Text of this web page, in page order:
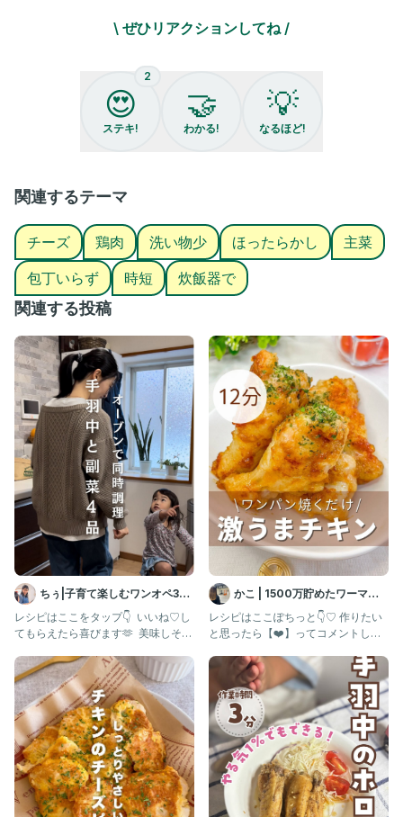
・水 150ml
1.チーズ以外の材料を炊飯器に入れる
2.通常炊飯スタート
3.炊けたら混ぜて、チーズをかける
ここまで見てくださりありがとうございます🥰
料理嫌いで、ズボラなはちゃママです☺️🩷
・毎日『今日のご飯何しよ？』って考えてる人🙋🏻‍♀️
・ご飯のメニュー考えるの面倒な人🙋🏻‍♀️
・料理嫌い！キッチンに立つ時間減らしたい人🙋🏻‍♀️
そんな人のために
めんどくさがり屋でズボラな私でも2児を育てながらできる
簡単入れるだけの炊飯器レシピを発信しています🌟
@hachamom_suihanki
私のような料理が嫌い！ラクしたい！
って人はぜひ参考にしてみてくださいね🍚🥢
#炊飯器 #炊飯器レシピ #ズボラレシピ
#ズボラ飯 #入れるだけレシピ
#炊飯器調理 #炊飯器料理 #ワーママご飯
#時短レシピ #簡単レシピ #手羽元レシピ
\ ぜひリアクションしてね /
2
😍
ステキ!
🤝
わかる!
💡
なるほど!
関連するテーマ
チーズ 鶏肉 洗い物少 ほったらかし
主菜
包丁いらず
時短 炊飯器で
関連する投稿
ちぅ|子育て楽しむワンオペ3児
ママ
レシピはここをタップ👇 ⁡ いいね♡し
てもらえたら喜びます🫶 ⁡ 美味しそう
かこ | 1500万貯めたワーママ
の節約ごはん
レシピはここぽちっと👇♡ 作りたい
と思ったら【❤️】ってコメントして